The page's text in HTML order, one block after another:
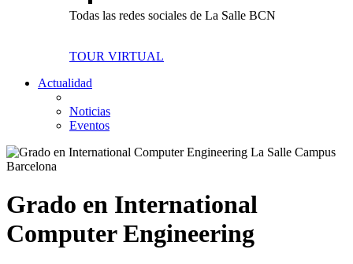
Todas las redes sociales de La Salle BCN
TOUR VIRTUAL
Actualidad
Noticias
Eventos
Grado en International
Computer Engineering